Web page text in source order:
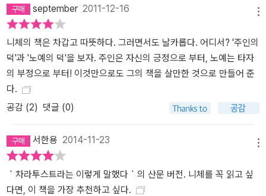
september 2011-12-16
니체의 책은 차갑고 따뜻하다. 그러면서도 날카롭다. 어디서? '주인의
덕'과 '노예의 덕'을 보자. 주인은 자신의 긍정으로 부터, 노예는 타자
의 부정으로 부터! 이것만으로도 그의 책을 살만한 것으로 만들어 준
다.
공감 (2) 댓글 (0)
서한용 2014-11-23
｀차라투스트라는 이렇게 말했다｀의 산문 버전. 니체를 꼭 읽고 싶
다면, 이 책을 가장 추천하고 싶다.